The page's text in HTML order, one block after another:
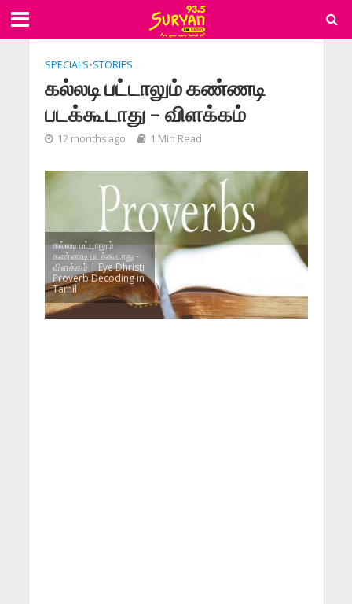
SPECIALS•STORIES
கல்லடி பட்டாலும் கண்ணடி
படக்கூடாது – விளக்கம்
12 months ago 1 Min Read
கல்லடி பட்டாலும்
கண்ணடி படக்கூடாது -
விளக்கம் | Eye Dhristi
Proverb Decoding in
Tamil